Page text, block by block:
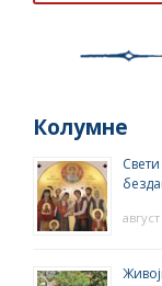
Колумне